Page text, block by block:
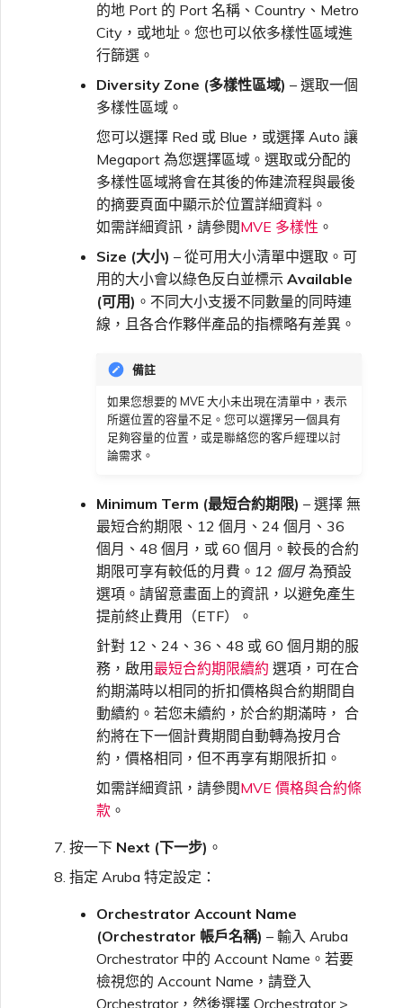
的地 Port 的 Port 名稱、Country、Metro
City，或地址。您也可以依多樣性區域進
行篩選。
Diversity Zone (多樣性區域) – 選取一個
多樣性區域。
您可以選擇 Red 或 Blue，或選擇 Auto 讓
Megaport 為您選擇區域。選取或分配的
多樣性區域將會在其後的佈建流程與最後
的摘要頁面中顯示於位置詳細資料。
如需詳細資訊，請參閱MVE 多樣性 。
Size (大小) – 從可用大小清單中選取。可
用的大小會以綠色反白並標示 Available
(可用) 。不同大小支援不同數量的同時連
線，且各合作夥伴產品的指標略有差異。
備註
如果您想要的 MVE 大小未出現在清單中，表示
所選位置的容量不足。您可以選擇另一個具有
足夠容量的位置，或是聯絡您的客戶經理以討
論需求。
Minimum Term (最短合約期限) – 選擇 無
最短合約期限、12 個月、24 個月、36
個月、48 個月，或 60 個月。較長的合約
期限可享有較低的月費。 12 個月為預設
選項。請留意畫面上的資訊，以避免產生
提前終止費用（ETF）。
針對 12、24、36、48 或 60 個月期的服
務，啟用最短合約期限續約 選項，可在合
約期滿時以相同的折扣價格與合約期間自
動續約。若您未續約，於合約期滿時， 合
約將在下一個計費期間自動轉為按月合
約，價格相同，但不再享有期限折扣。
如需詳細資訊，請參閱MVE 價格與合約條
款 。
按一下 Next (下一步) 。
指定 Aruba 特定設定：
Orchestrator Account Name
(Orchestrator 帳戶名稱) – 輸入 Aruba
Orchestrator 中的 Account Name。若要
檢視您的 Account Name，請登入
Orchestrator，然後選擇 Orchestrator >